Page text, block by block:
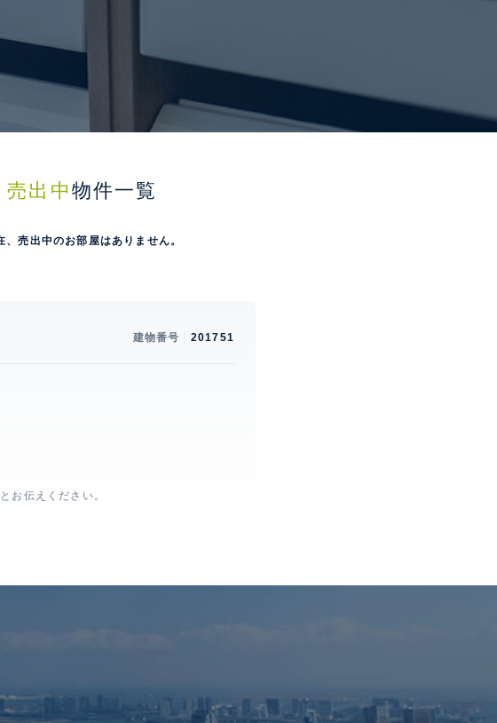
売出中 物件一覧
、売出中のお部屋はありません。
建物番号 201751
お伝えください。